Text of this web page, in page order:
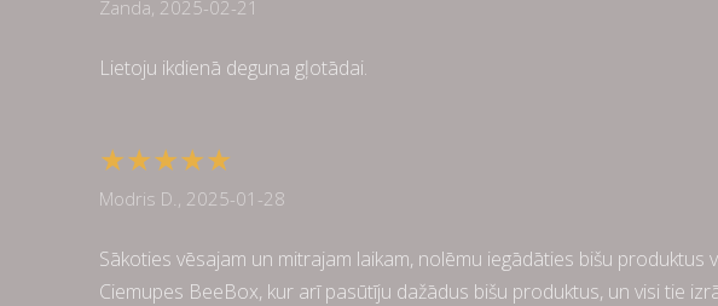
Zanda, 2025-02-21
Lietoju ikdienā deguna gļotādai.
★★★★★
Modris D., 2025-01-28
Sākoties vēsajam un mitrajam laikam, nolēmu iegādāties bišu
Ciemupes BeeBox, kur arī pasūtīju dažādus bišu produktus, un visi tie